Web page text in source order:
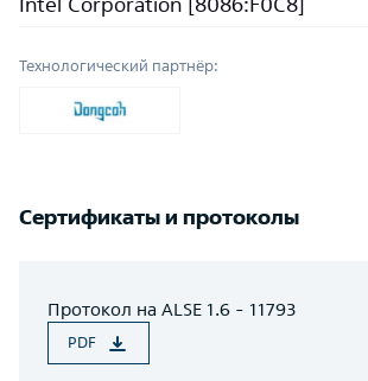
Технологический партнёр:
Сертификаты и протоколы
Протокол на ALSE 1.6 - 11793
PDF